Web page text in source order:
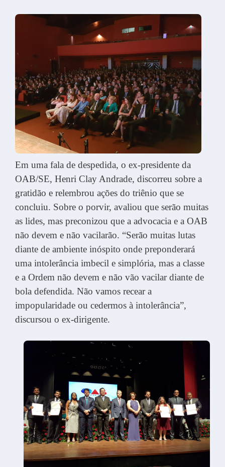
Em uma fala de despedida, o ex-presidente da
OAB/SE, Henri Clay Andrade, discorreu sobre a
gratidão e relembrou ações do triênio que se
concluiu. Sobre o porvir, avaliou que serão muitas
as lides, mas preconizou que a advocacia e a OAB
não devem e não vacilarão. “Serão muitas lutas
diante de ambiente inóspito onde preponderará
uma intolerância imbecil e simplória, mas a classe
e a Ordem não devem e não vão vacilar diante de
bola defendida. Não vamos recear a
impopularidade ou cedermos à intolerância”,
discursou o ex-dirigente.